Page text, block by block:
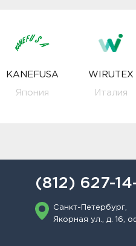
KANEFUSA
Япония
WIRUTEX
Италия
(812) 627-
Санкт-Петербург,
Якорная ул., д. 16,